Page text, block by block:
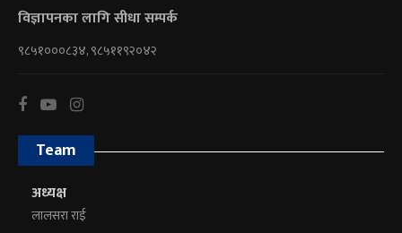
विज्ञापनका लागि सीधा सम्पर्क
९८५१०००८३४, ९८५११९२०४२
Team
अध्यक्ष
लालसरा राई